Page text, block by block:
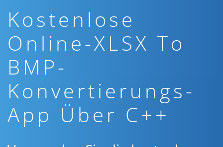
Kostenlose
Online-XLSX To
BMP-
Konvertierungs-
App Über C++